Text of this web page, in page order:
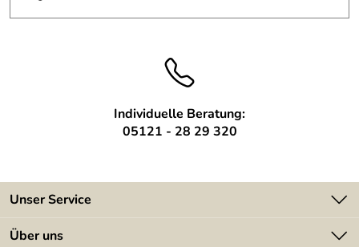
wird mitgeliefert
wird mitgeliefert
Anzahl Ziffern: 1 Stck.
Individuelle Beratung:
05121 - 28 29 320
Unser Service
Kontakt
Über uns